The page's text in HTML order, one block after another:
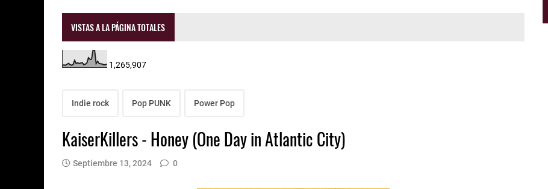
VISTAS A LA PÁGINA TOTALES
1,265,907
Indie rock Pop PUNK Power Pop
KaiserKillers - Honey (One Day in Atlantic City)
Septiembre 13, 2024 0